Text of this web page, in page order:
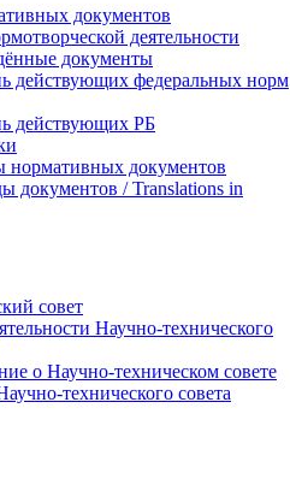
документов
деятельности
документы
действующих федеральных норм
действующих РБ
нормативных документов
документов / Translations in
совет
Научно-технического
о Научно-техническом совете
технического совета